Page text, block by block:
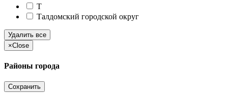
Т
Талдомский городской округ
Удалить все
×Close
Районы города
Сохранить